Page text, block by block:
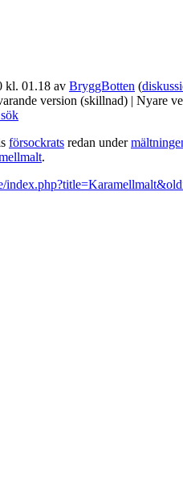
kl. 01.18 av BryggBotten (
version (skillnad) | Nyare
försockrats redan under
.